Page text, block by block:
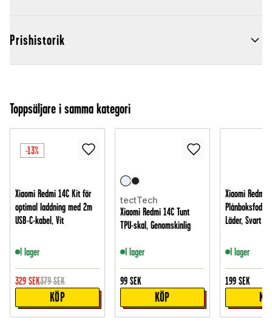
Prishistorik
Toppsäljare i samma kategori
-13%
Xiaomi Redmi 14C Kit för
optimal laddning med 2m
USB-C-kabel, Vit
I lager
329 SEK379 SEK
KÖP
tectTech
Xiaomi Redmi 14C Tunt
TPU-skal, Genomskinlig
I lager
99 SEK
KÖP
Xiaomi Redmi
Läder, Svart
I lager
199 SEK